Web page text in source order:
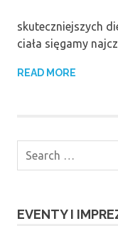
skuteczniejszych
ciała sięgamy
READ MORE
EVENTY I